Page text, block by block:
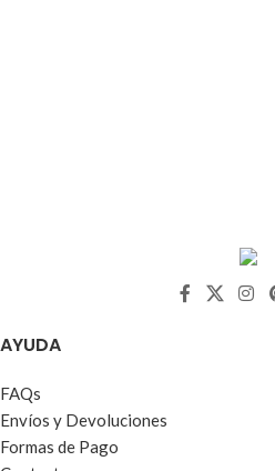
AYUDA
FAQs
Envíos y Devoluciones
Formas de Pago